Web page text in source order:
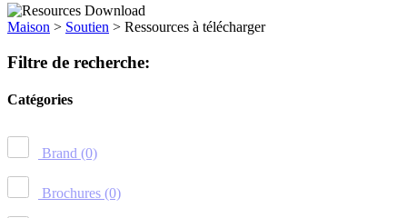
Maison > Soutien > Ressources à télécharger
Filtre de recherche:
Catégories
Brand (0)
Brochures (0)